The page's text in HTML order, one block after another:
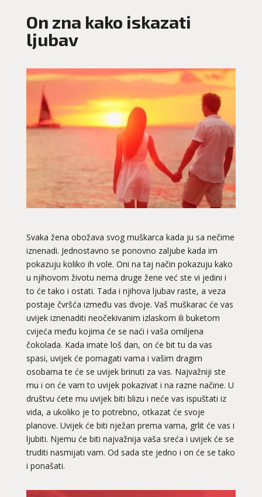
On zna kako iskazati
ljubav
Svaka žena obožava svog muškarca kada ju sa nečime
iznenadi. Jednostavno se ponovno zaljube kada im
pokazuju koliko ih vole. Oni na taj način pokazuju kako
u njihovom životu nema druge žene već ste vi jedini i
to će tako i ostati. Tada i njihova ljubav raste, a veza
postaje čvršća između vas dvoje. Vaš muškarac će vas
uvijek iznenaditi neočekivanim izlaskom ili buketom
cvijeća među kojima će se naći i vaša omiljena
čokolada. Kada imate loš dan, on će bit tu da vas
spasi, uvijek će pomagati vama i vašim dragim
osobama te će se uvijek brinuti za vas. Najvažniji ste
mu i on će vam to uvijek pokazivat i na razne načine. U
društvu ćete mu uvijek biti blizu i neće vas ispuštati iz
vida, a ukoliko je to potrebno, otkazat će svoje
planove. Uvijek će biti nježan prema vama, grlit će vas i
ljubiti. Njemu će biti najvažnija vaša sreća i uvijek će se
truditi nasmijati vam. Od sada ste jedno i on će se tako
i ponašati.